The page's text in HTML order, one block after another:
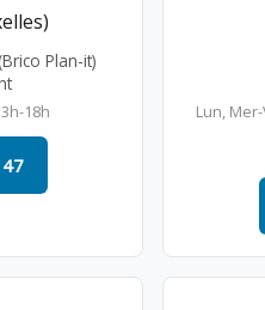
Plan-it)
18h
Lun,